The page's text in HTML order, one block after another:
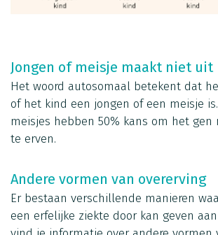
Jongen of meisje maakt niet uit
Het woord autosomaal betekent dat
of het kind een jongen of een meisje
meisjes hebben 50% kans om het
te erven.
Andere vormen van overerving
Er bestaan verschillende manieren
een erfelijke ziekte door kan geven